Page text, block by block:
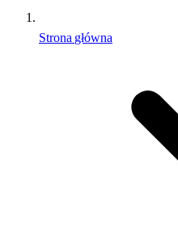
Strona główna